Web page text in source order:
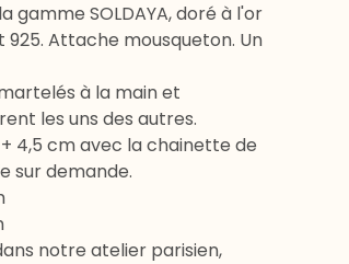
gamme SOLDAYA, doré à l'or
Attache mousqueton. Un
à la main et
les uns des autres.
4,5 cm avec la chainette de
sur demande.
notre atelier parisien,